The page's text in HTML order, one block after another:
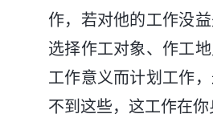
作，若对他的工作没
选择作工对象、作工
工作意义而计划工作
不到这些，这工作在你